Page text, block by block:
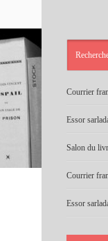
Courrier
Essor
Salon du
Courrier
Essor